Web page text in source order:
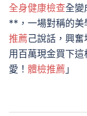
全身健康檢查全變
**，一場對稱的美
推薦己說話，興奮
用百萬現金買下
愛！ 體檢推薦 」